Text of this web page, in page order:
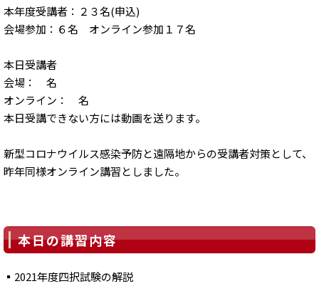
本年度受講者：２３名(申込)
会場参加：６名 オンライン参加１７名
本日受講者
会場： 名
オンライン： 名
本日受講できない方には動画を送ります。
新型コロナウイルス感染予防と遠隔地からの受講者対策として、
昨年同様オンライン講習としました。
本日の講習内容
▪2021年度四択試験の解説